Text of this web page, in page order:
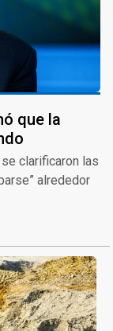
que la
clarificaron las
alrededor